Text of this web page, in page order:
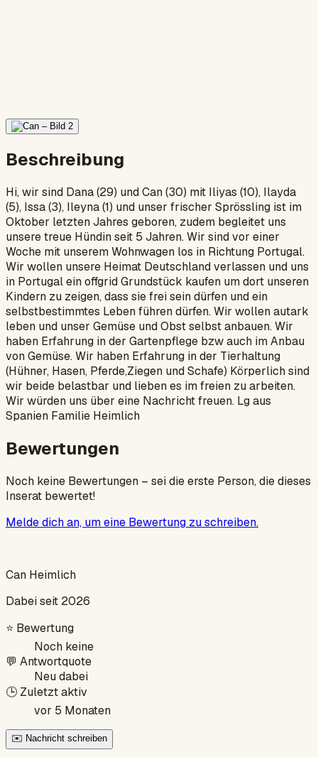
Beschreibung
Hi, wir sind Dana (29) und Can (30) mit Iliyas (10), Ilayda
(5), Issa (3), Ileyna (1) und unser frischer Sprössling ist im
Oktober letzten Jahres geboren, zudem begleitet uns
unsere treue Hündin seit 5 Jahren. Wir sind vor einer
Woche mit unserem Wohnwagen los in Richtung Portugal.
Wir wollen unsere Heimat Deutschland verlassen und uns
in Portugal ein offgrid Grundstück kaufen um dort unseren
Kindern zu zeigen, dass sie frei sein dürfen und ein
selbstbestimmtes Leben führen dürfen. Wir wollen autark
leben und unser Gemüse und Obst selbst anbauen. Wir
haben Erfahrung in der Gartenpflege bzw auch im Anbau
von Gemüse. Wir haben Erfahrung in der Tierhaltung
(Hühner, Hasen, Pferde,Ziegen und Schafe) Körperlich sind
wir beide belastbar und lieben es im freien zu arbeiten.
Wir würden uns über eine Nachricht freuen. Lg aus
Spanien Familie Heimlich
Bewertungen
Noch keine Bewertungen – sei die erste Person, die dieses
Inserat bewertet!
Melde dich an, um eine Bewertung zu schreiben.
Can Heimlich
Dabei seit 2026
⭐ Bewertung
Noch keine
💬 Antwortquote
Neu dabei
🕒 Zuletzt aktiv
vor 5 Monaten
✉️ Nachricht schreiben